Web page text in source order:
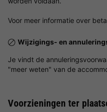
Voor meer informatie over
Wijzigings- en
Je vindt de
"meer weten" van de
Voorzieningen ter